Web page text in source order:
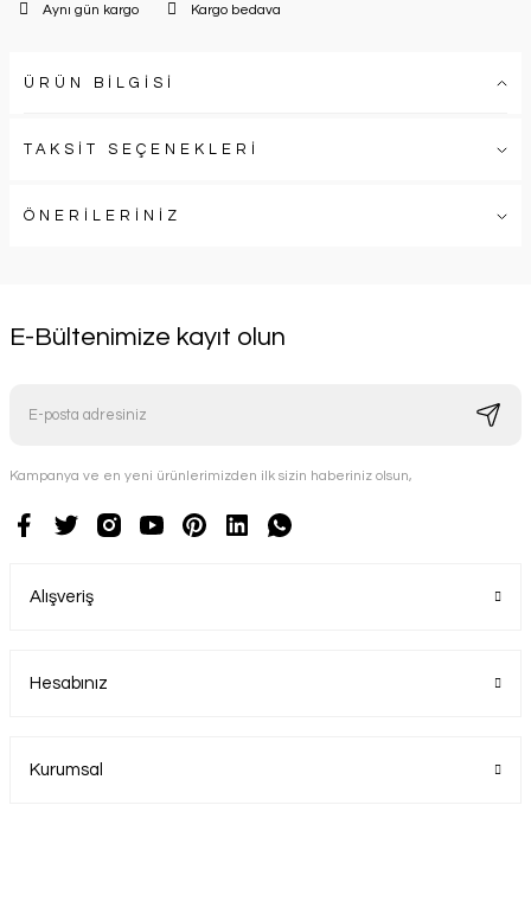
Aynı gün kargo Kargo bedava
ÜRÜN BİLGİSİ
TAKSİT SEÇENEKLERİ
ÖNERİLERİNİZ
E-Bültenimize kayıt olun
Kampanya ve en yeni ürünlerimizden ilk sizin haberiniz olsun,
Alışveriş
Hesabınız
Kurumsal